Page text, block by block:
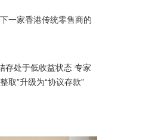
下一家香港传统零售商的
存处于低收益状态 专家
取”升级为“协议存款”